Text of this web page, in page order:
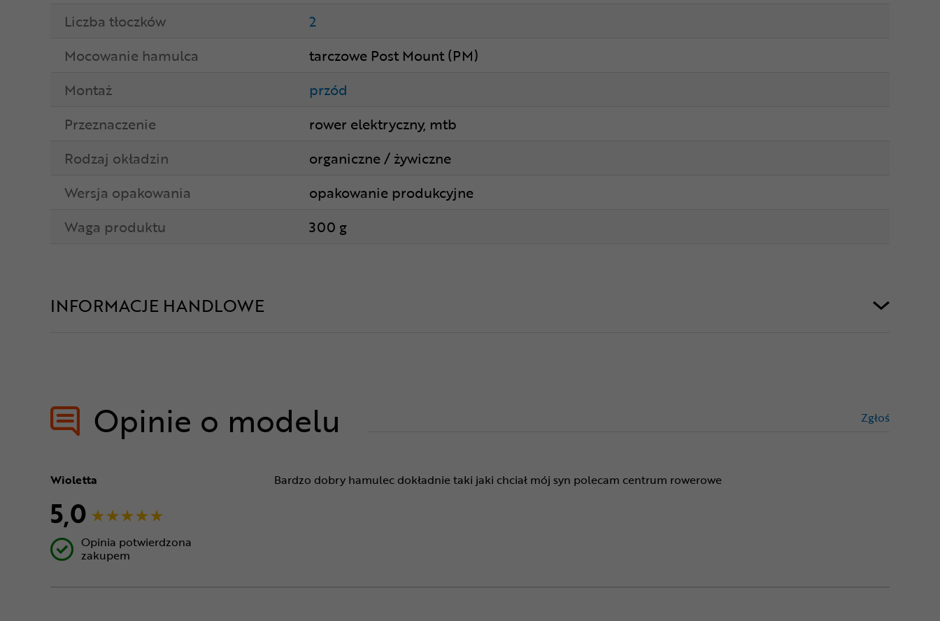
Liczba tłoczków
2
Mocowanie hamulca
tarczowe Post Mount (PM)
Montaż
przód
Przeznaczenie
rower elektryczny, mtb
Rodzaj okładzin
organiczne / żywiczne
Wersja opakowania
opakowanie produkcyjne
Waga produktu
300 g
INFORMACJE HANDLOWE
Opinie o modelu Zgłoś
Wioletta
5,0
Opinia potwierdzona
zakupem
Bardzo dobry hamulec dokładnie taki jaki chciał mój syn polecam centrum rowerowe